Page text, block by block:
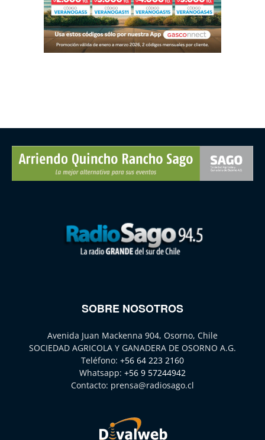
SOBRE NOSOTROS
Avenida Juan Mackenna 904, Osorno, Chile
SOCIEDAD AGRICOLA Y GANADERA DE OSORNO A.G.
Teléfono: +56 64 223 2160
Whatsapp: +56 9 57244942
Contacto: prensa@radiosago.cl